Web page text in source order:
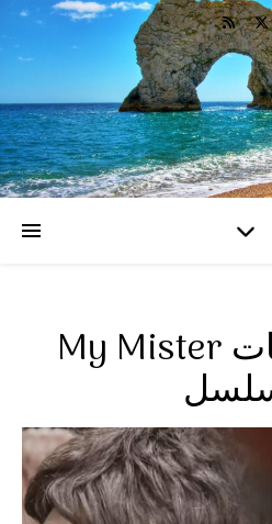
My Mister ترجمة حلقات